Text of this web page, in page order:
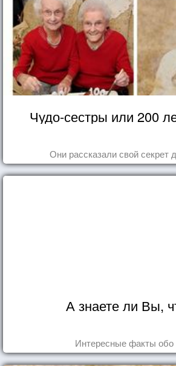
Чудо-сестры или 200
Они рассказали свой секрет
А знаете ли Вы,
Интересные факты обо